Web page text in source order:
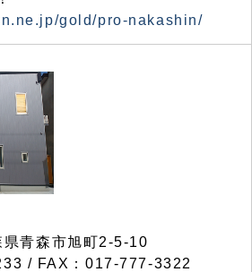
gold/pro-nakashin/
青森市旭町2-5-10
/ FAX：017-777-3322